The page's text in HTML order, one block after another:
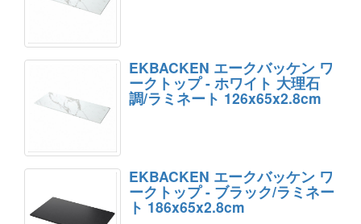
EKBACKEN エークバッケン ワ
ークトップ - ホワイト 大理石
調/ラミネート 126x65x2.8cm
EKBACKEN エークバッケン ワ
ークトップ - ブラック/ラミネー
ト 186x65x2.8cm